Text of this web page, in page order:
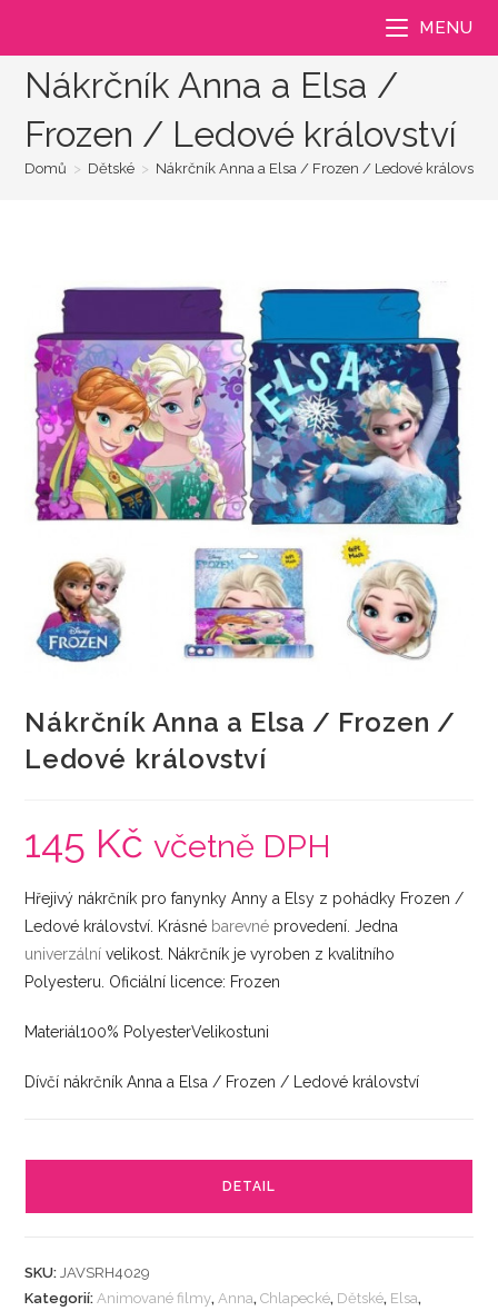
MENU
Nákrčník Anna a Elsa /
Frozen / Ledové království
Domů > Dětské > Nákrčník Anna a Elsa / Frozen / Ledové království
Nákrčník Anna a Elsa / Frozen /
Ledové království
145 Kč včetně DPH
Hřejivý nákrčník pro fanynky Anny a Elsy z pohádky Frozen /
Ledové království. Krásné barevné provedení. Jedna
univerzální velikost. Nákrčník je vyroben z kvalitního
Polyesteru. Oficiální licence: Frozen
Materiál100% PolyesterVelikostuni
Dívčí nákrčník Anna a Elsa / Frozen / Ledové království
DETAIL
SKU:JAVSRH4029
Kategorií:Animované filmy,Anna,Chlapecké, Dětské, Elsa,